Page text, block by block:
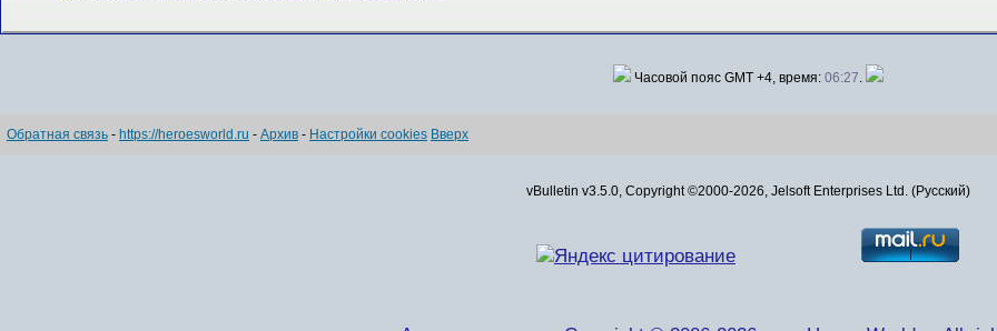
Часовой пояс GMT +4, время: 06:27
Обратная связь - https://heroesworld.ru - Архив - Настройки cookies Вверх
vBulletin v3.5.0, Copyright ©2000-2026, Jelsoft Enterprises Ltd. (Русский)